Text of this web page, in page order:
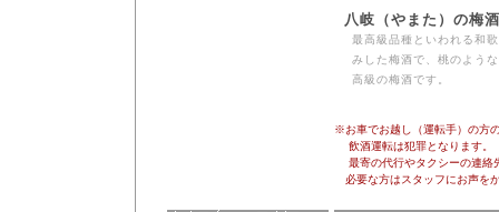
八岐（やまた）の梅
最高級品種といわれる和
みした梅酒で、桃のよう
高級の梅酒です。
※お車でお越し（運転手）の方
飲酒運転は犯罪となります。
最寄の代行やタクシーの連絡
必要な方はスタッフにお声を